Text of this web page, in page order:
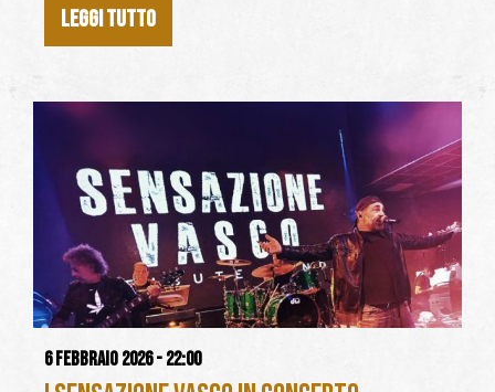
LEGGI TUTTO
6 febbraio 2026 - 22:00